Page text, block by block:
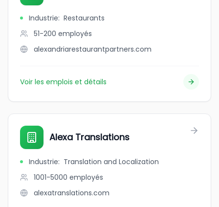
Industrie: Restaurants
51-200 employés
alexandriarestaurantpartners.com
Voir les emplois et détails
Alexa Translations
Industrie: Translation and Localization
1001-5000 employés
alexatranslations.com